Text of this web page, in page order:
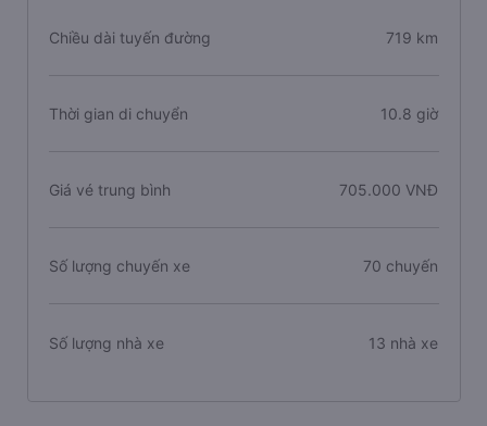
Chiều dài tuyến đường 719 km
Thời gian di chuyển 10.8 giờ
Giá vé trung bình 705.000 VNĐ
Số lượng chuyến xe 70 chuyến
Số lượng nhà xe 13 nhà xe